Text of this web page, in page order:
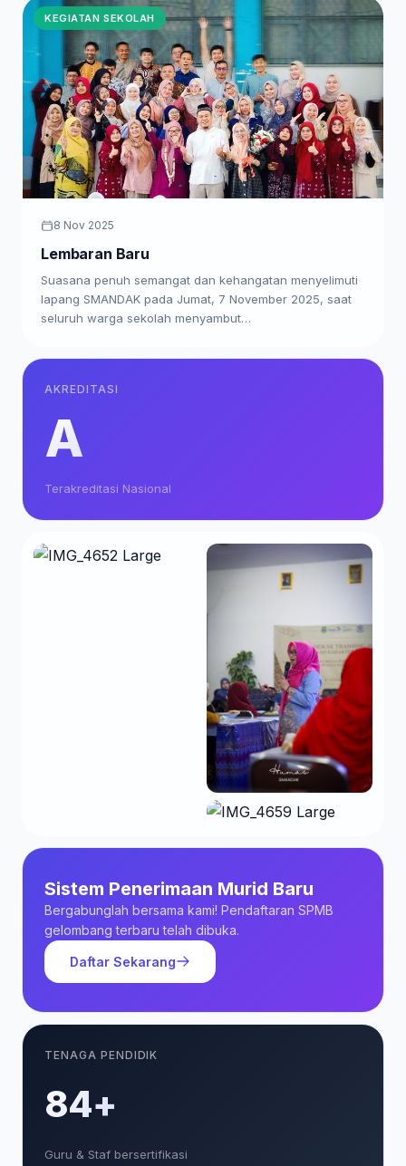
KEGIATAN SEKOLAH
8 Nov 2025
Lembaran Baru
Suasana penuh semangat dan kehangatan menyelimuti
lapang SMANDAK pada Jumat, 7 November 2025, saat
seluruh warga sekolah menyambut…
AKREDITASI
A
Terakreditasi Nasional
Sistem Penerimaan Murid Baru
Bergabunglah bersama kami! Pendaftaran SPMB
gelombang terbaru telah dibuka.
Daftar Sekarang
TENAGA PENDIDIK
85+
Guru & Staf bersertifikasi